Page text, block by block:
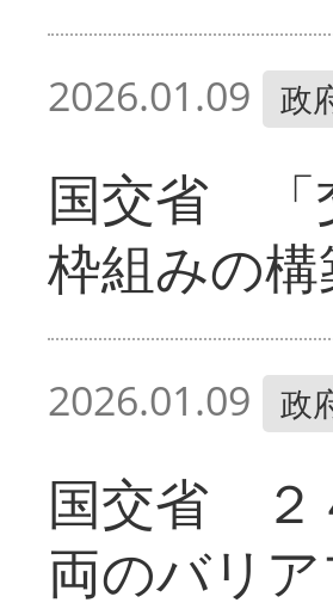
2026.01.09 政
国交省 「
枠組みの
2026.01.09 政
国交省 ２
両のバリ